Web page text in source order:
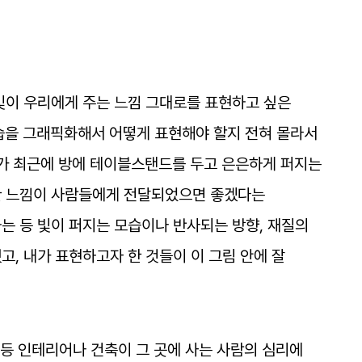
우리에게 주는 느낌 그대로를 표현하고 싶은
을 그래픽화해서 어떻게 표현해야 할지 전혀 몰라서
최근에 방에 테이블스탠드를 두고 은은하게 퍼지는
느낌이 사람들에게 전달되었으면 좋겠다는
등 빛이 퍼지는 모습이나 반사되는 방향, 재질의
, 내가 표현하고자 한 것들이 이 그림 안에 잘
등 인테리어나 건축이 그 곳에 사는 사람의 심리에